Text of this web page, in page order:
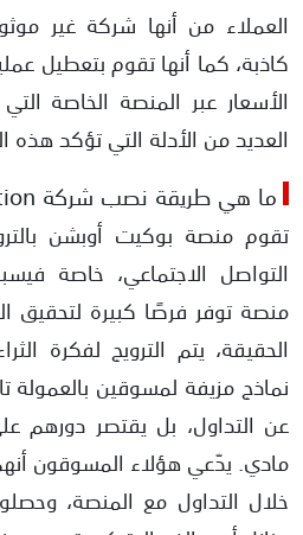
العملاء من أنها شركة غير
كاذبة، كما أنها تقوم بتعطيل
الأسعار عبر المنصة الخاصة
العديد من الأدلة التي تؤكد هذه
ما هي طريقة نصب شركة Росket Oрtion؟
تقوم منصة بوكيت أوبشن
التواصل الاجتماعي، خاصة
منصة توفر فرصًا كبيرة لتحقيق
الحقيقة، يتم الترويج لفكرة
نماذج مزيفة لمسوقين بالعمولة
عن التداول، بل يقتصر دورهم
مادي. يدّعي هؤلاء المسوقون
خلال التداول مع المنصة،